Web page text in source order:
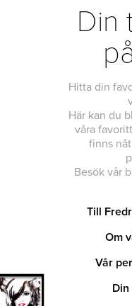
Din
Hitta din
Här kan du
våra
finns
Besök vår
Till
Om
Vår